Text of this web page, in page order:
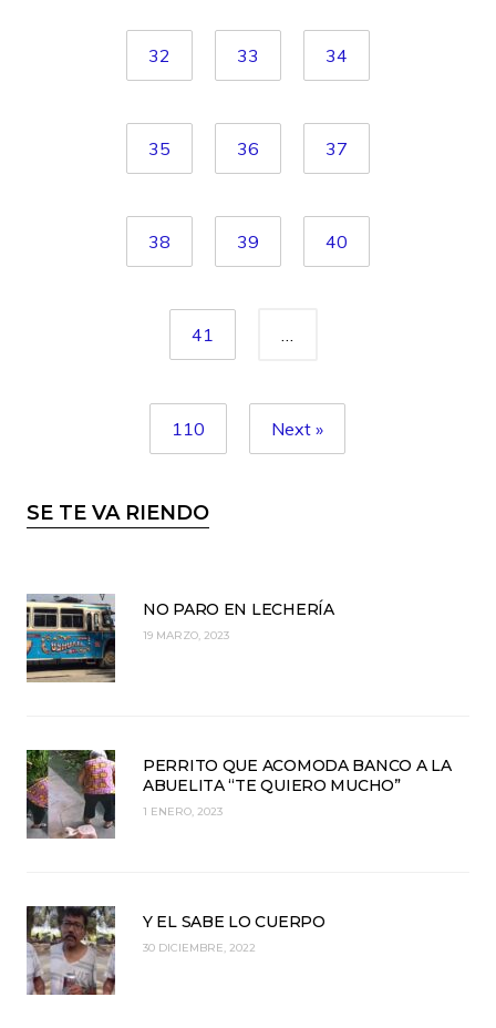
32 33 34
35 36 37
38 39 40
41
110 Next »
SE TE VA RIENDO
NO PARO EN LECHERÍA
19 MARZO, 2023
PERRITO QUE ACOMODA BANCO A LA
ABUELITA “TE QUIERO MUCHO”
1 ENERO, 2023
Y EL SABE LO CUERPO
30 DICIEMBRE, 2022